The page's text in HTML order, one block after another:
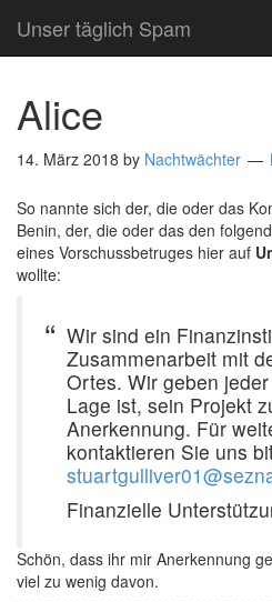
Unser täglich Spam
Alice
14. März 2018 by Nachtwächter
So nannte sich der, die oder das
Benin, der, die oder das den
eines Vorschussbetruges hier auf
wollte:
Wir sind ein
Zusammenarbeit mit
Ortes. Wir geben
Lage ist, sein Projekt
Anerkennung. Für
kontaktieren Sie uns
Finanzielle
Schön, dass ihr mir Anerkennung
viel zu wenig davon.